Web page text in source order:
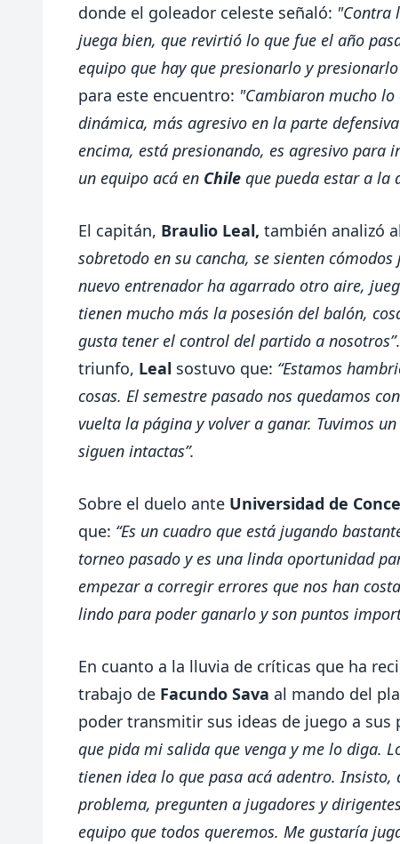
donde el goleador celeste señaló: "Contra
juega bien, que revirtió lo que fue el año
equipo que hay que presionarlo y
para este encuentro: "Cambiaron mucho lo
dinámica, más agresivo en la parte
encima, está presionando, es agresivo para
un equipo acá en Chile que pueda estar a la
El capitán, Braulio Leal, también analizó
sobretodo en su cancha, se sienten
nuevo entrenador ha agarrado otro aire,
tienen mucho más la posesión del balón,
gusta tener el control del partido a nosotros”
triunfo, Leal sostuvo que: “Estamos
cosas. El semestre pasado nos quedamos
vuelta la página y volver a ganar. Tuvimos
siguen intactas”.
Sobre el duelo ante Universidad de
que: “Es un cuadro que está jugando
torneo pasado y es una linda oportunidad
empezar a corregir errores que nos han
lindo para poder ganarlo y son puntos
En cuanto a la lluvia de críticas que ha
trabajo de Facundo Sava al mando del
poder transmitir sus ideas de juego a
que pida mi salida que venga y me lo diga.
tienen idea lo que pasa acá adentro.
problema, pregunten a jugadores y
equipo que todos queremos. Me gustaría